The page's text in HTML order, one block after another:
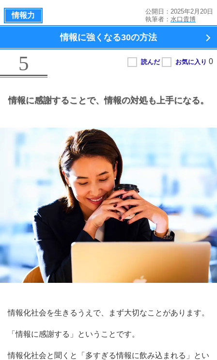
情報力
公開日：2025年2月20日
執筆者： 水口貴博
情報に強くなる30の方法
5
情報に感謝することで、情報の対処も上手になる。
情報化社会を生きるうえで、まず大切なことがあります。
「情報に感謝する」ということです。
情報化社会と聞くと「多すぎる情報に飲み込まれる」とい